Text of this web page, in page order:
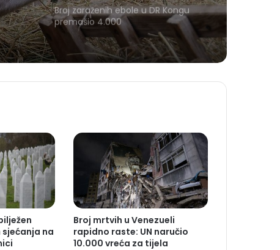
Broj zaraženih ebole u DR Kongu
premašio 4.000
na
Broj mrtvih u Venezueli
rapidno raste: UN naručio
10.000 vreća za tijela